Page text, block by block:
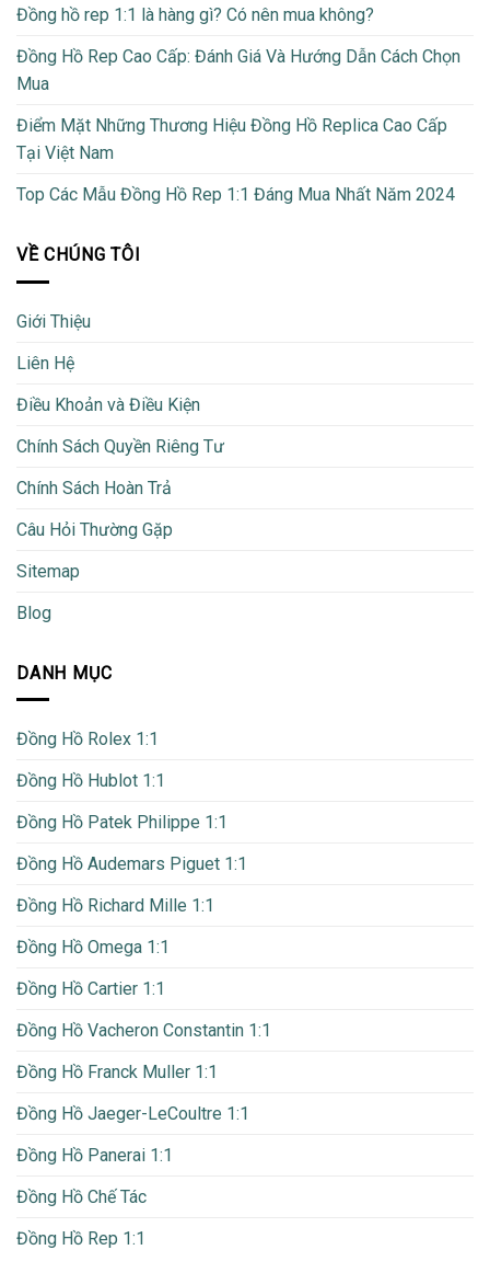
Đồng hồ rep 1:1 là hàng gì? Có nên mua không?
Đồng Hồ Rep Cao Cấp: Đánh Giá Và Hướng Dẫn Cách Chọn
Mua
Điểm Mặt Những Thương Hiệu Đồng Hồ Replica Cao Cấp
Tại Việt Nam
Top Các Mẫu Đồng Hồ Rep 1:1 Đáng Mua Nhất Năm 2024
VỀ CHÚNG TÔI
Giới Thiệu
Liên Hệ
Điều Khoản và Điều Kiện
Chính Sách Quyền Riêng Tư
Chính Sách Hoàn Trả
Câu Hỏi Thường Gặp
Sitemap
Blog
DANH MỤC
Đồng Hồ Rolex 1:1
Đồng Hồ Hublot 1:1
Đồng Hồ Patek Philippe 1:1
Đồng Hồ Audemars Piguet 1:1
Đồng Hồ Richard Mille 1:1
Đồng Hồ Omega 1:1
Đồng Hồ Cartier 1:1
Đồng Hồ Vacheron Constantin 1:1
Đồng Hồ Franck Muller 1:1
Đồng Hồ Jaeger-LeCoultre 1:1
Đồng Hồ Panerai 1:1
Đồng Hồ Chế Tác
Đồng Hồ Rep 1:1